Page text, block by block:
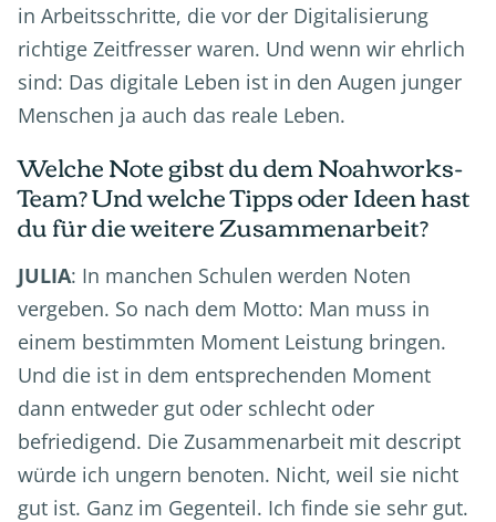
in Arbeitsschritte, die vor der Digitalisierung
richtige Zeitfresser waren. Und wenn wir ehrlich
sind: Das digitale Leben ist in den Augen junger
Menschen ja auch das reale Leben.
Welche Note gibst du dem Noahworks-
Team? Und welche Tipps oder Ideen hast
du für die weitere Zusammenarbeit?
JULIA: In manchen Schulen werden Noten
vergeben. So nach dem Motto: Man muss in
einem bestimmten Moment Leistung bringen.
Und die ist in dem entsprechenden Moment
dann entweder gut oder schlecht oder
befriedigend. Die Zusammenarbeit mit descript
würde ich ungern benoten. Nicht, weil sie nicht
gut ist. Ganz im Gegenteil. Ich finde sie sehr gut.